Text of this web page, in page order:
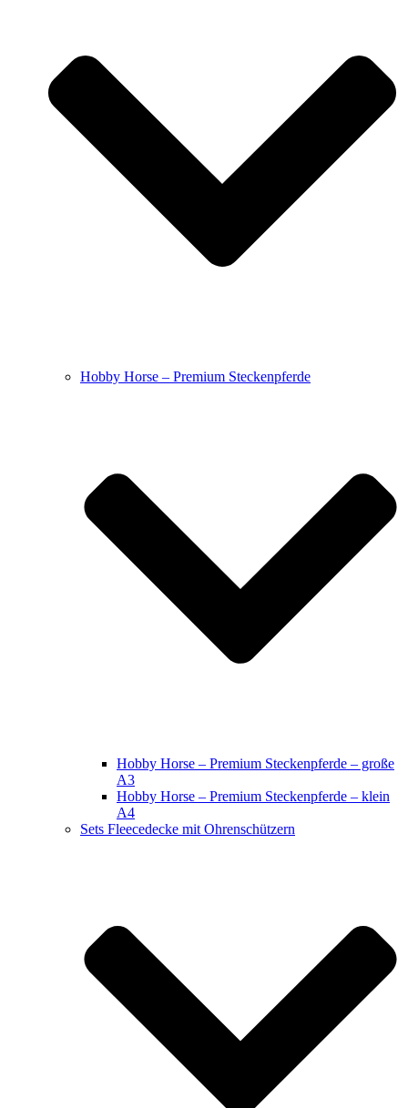
Hobby Horse – Premium Steckenpferde
Hobby Horse – Premium Steckenpferde – große
A3
Hobby Horse – Premium Steckenpferde – klein
A4
Sets Fleecedecke mit Ohrenschützern